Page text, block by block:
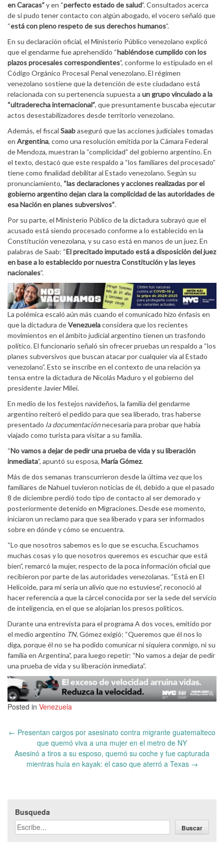
en Caracas”y en “perfecto estado de salud”. Consultados acerca
de si pudo tener contacto con algún abogado, el vocero señaló que
“está con pleno respeto de sus derechos humanos”.
En su declaración oficial, el Ministerio Público venezolano explicó
que el gendarme fue aprehendido “habiéndose cumplido con los
plazos procesales correspondientes”, conforme lo estipulado en el
Código Orgánico Procesal Penal venezolano. El régimen
venezolano sostiene que la detención de este ciudadano está
relacionada con su pertenencia supuesta a un grupo vinculado a la
“ultraderecha internacional”, que presuntamente buscaba ejecutar
actos desestabilizadores desde territorio venezolano.
Además, el fiscal Saabaseguró que las acciones judiciales tomadas
en Argentina, como una resolución emitida por la Cámara Federal
de Mendoza, muestran la “complicidad” del gobierno argentino. En
el texto, destacó que este respaldo a “los familiares del procesado”
tiene como finalidad debilitar al Estado venezolano. Según su
pronunciamiento, “las declaraciones y acciones realizadas por el
gobierno argentino dejan clara la complicidad de las autoridades de
esa Nación en planes subversivos”.
Por su parte, el Ministerio Público de la dictadura subrayó que el
acusado está siendo procesado conforme a lo establecido en la
Constitución venezolana, y su caso está en manos de un juez. En
palabras de Saab: “El precitado imputado está a disposición del juez
en base a lo establecido por nuestra Constitución y las leyes
nacionales”.
La polémica escaló aún más cuando el comunicado hizo énfasis en
que la dictadura deVenezuelaconsidera que los recientes
movimientos en el ámbito judicial argentino tienen un trasfondo
político. El funcionario señaló sin ofrecer pruebas un respaldo a “los
planes subversivos que buscan atacar por cualquier vía al Estado
venezolano”. Esto se inscribe en el contexto de una relación ya
tensa entre la dictadura de Nicolás Maduro y el gobierno del
presidente Javier Milei.
En medio de los festejos navideños, la familia del gendarme
argentino reiteró el pedido para que sea liberado, tras haberse
presentado la documentaciónnecesaria para probar que había
viajado como turista para visitar a su familia.
“No vamos a dejar de pedir una prueba de vida y su liberación
inmediata”, apuntó su esposa, María Gómez.
Más de dos semanas transcurrieron desde la última vez que los
familiares de Nahuel tuvieron noticias de él, debido a que el pasado
8 de diciembre perdió todo tipo de contacto al ser demorado y
posteriormente detenido en Migraciones. Desde ese momento,
iniciaron un reclamo para que sea liberado y para ser informados
sobre en dónde y cómo se encuentra.
“Lo que nosotros sabemos es lo que se escucha. Escuchamos
muchas cosas y lo que nosotros queremos es escuchar que está
bien”, remarcó la mujer, respecto de la poca información oficial que
recibieron por parte de las autoridades venezolanas. “Está en El
Helicoide, para mí sería un alivio que no estuviese”, reconoció al
hacer referencia a que la cárcel conocida por ser la sede del servicio
de inteligencia, en el que se alojarían los presos políticos.
Durante una entrevista para el programa A dos voces, emitido por
el medio argentino TN,Gómez exigió: “Queremos que él nos lo
diga, porque él no se ha podido comunicar ni siquiera conmigo, ni su
familia en Argentina”, para luego repetir: “No vamos a dejar de pedir
una prueba de vida y su liberación inmediata”.
Posted in Venezuela
Post
navigation
← Presentan cargos por asesinato contra migrante guatemalteco
que quemó viva a una mujer en el metro de NY
Asesinó a tiros a su esposo, quemó su coche y fue capturada
mientras huía en kayak: el caso que aterró a Texas →
Busqueda
Buscar